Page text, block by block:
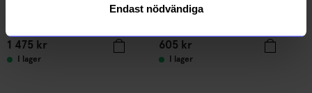
Endast nödvändiga
1 475 kr
I lager
String furniture
605 kr
I lager